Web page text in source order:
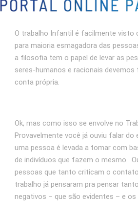
O trabalho Infantil é facilmente visto
para maioria esmagadora das
a filosofia tem o papel de levar as
seres-humanos e racionais
conta própria.
Ok, mas como isso se envolve no
Provavelmente você já ouviu falar do
uma pessoa é levada a tomar com
de indivíduos que fazem o mesmo.
pessoas que tanto criticam o
trabalho já pensaram pra pensar
negativos – que são evidentes – e